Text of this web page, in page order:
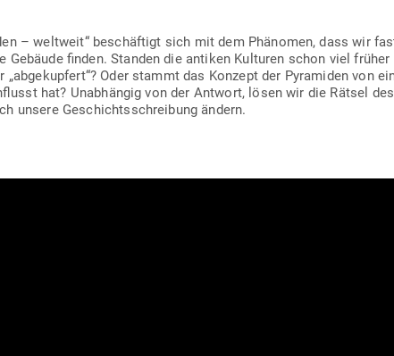
– weltweit“ beschäftigt sich mit dem Phä­nomen, dass wir
Gebäude finden. Standen die antiken Kul­turen schon viel
„abge­kupfert“? Oder stammt das Konzept der Pyra­miden von
hat? Unab­hängig von der Antwort, lösen wir die Rätsel
unsere Geschichts­schreibung ändern.